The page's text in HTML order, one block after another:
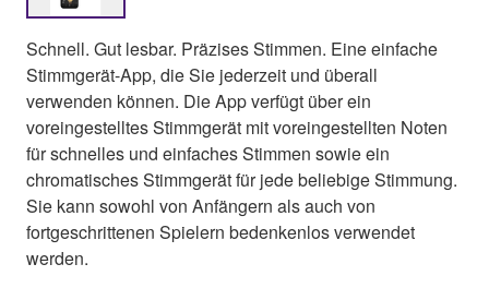
Schnell. Gut lesbar. Präzises Stimmen. Eine einfache
Stimmgerät-App, die Sie jederzeit und überall
verwenden können. Die App verfügt über ein
voreingestelltes Stimmgerät mit voreingestellten Noten
für schnelles und einfaches Stimmen sowie ein
chromatisches Stimmgerät für jede beliebige Stimmung.
Sie kann sowohl von Anfängern als auch von
fortgeschrittenen Spielern bedenkenlos verwendet
werden.